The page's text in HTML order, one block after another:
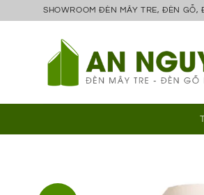
SHOWROOM ĐÈN MÂY TRE, ĐÈN